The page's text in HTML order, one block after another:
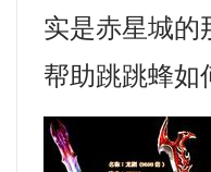
实是赤星城的
帮助跳跳蜂如